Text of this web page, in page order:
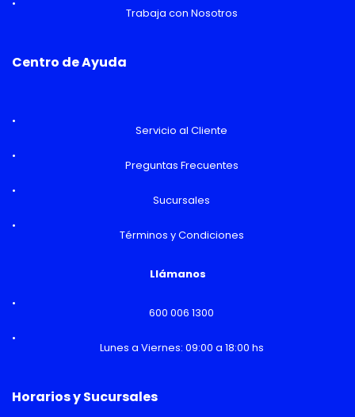
Trabaja con Nosotros
Centro de Ayuda
Servicio al Cliente
Preguntas Frecuentes
Sucursales
Términos y Condiciones
Llámanos
600 006 1300
Lunes a Viernes: 09:00 a 18:00 hs
Horarios y Sucursales